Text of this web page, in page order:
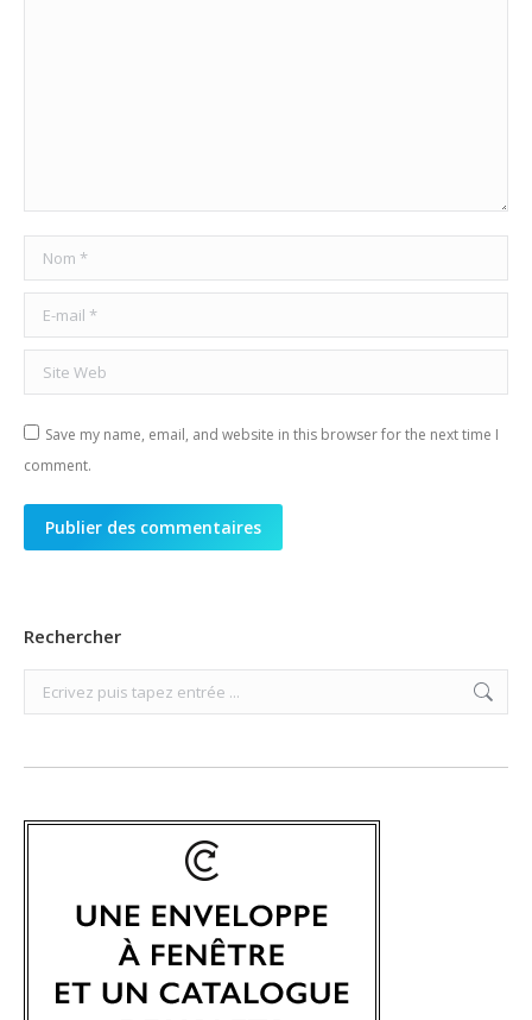
Nom *
E-mail *
Site Web
Save my name, email, and website in this browser for the next time I
comment.
Publier des commentaires
Rechercher
Search: